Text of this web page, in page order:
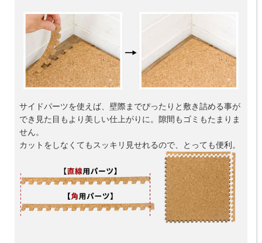
サイドパーツを使えば、壁際までぴったりと敷き詰める事が
でき見た目もより美しい仕上がりに。隙間もゴミもたまりま
せん。
カットをしなくてもスッキリ見せれるので、とっても便利。